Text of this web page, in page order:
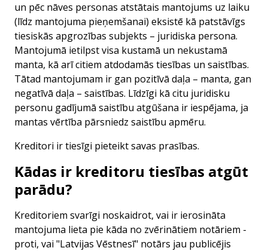
un pēc nāves personas atstātais mantojums uz laiku
(līdz mantojuma pieņemšanai) eksistē kā patstāvīgs
tiesiskās apgrozības subjekts – juridiska persona.
Mantojumā ietilpst visa kustamā un nekustamā
manta, kā arī citiem atdodamās tiesības un saistības.
Tātad mantojumam ir gan pozitīvā daļa – manta, gan
negatīvā daļa – saistības. Līdzīgi kā citu juridisku
personu gadījumā saistību atgūšana ir iespējama, ja
mantas vērtība pārsniedz saistību apmēru.
Kreditori ir tiesīgi pieteikt savas prasības.
Kādas ir kreditoru tiesības atgūt
parādu?
Kreditoriem svarīgi noskaidrot, vai ir ierosināta
mantojuma lieta pie kāda no zvērinātiem notāriem -
proti, vai "Latvijas Vēstnesī" notārs jau publicējis